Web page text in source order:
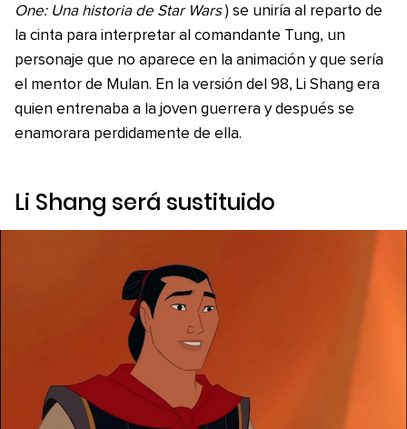
One: Una historia de Star Wars ) se uniría al reparto de
la cinta para interpretar al comandante Tung, un
personaje que no aparece en la animación y que sería
el mentor de Mulan. En la versión del 98, Li Shang era
quien entrenaba a la joven guerrera y después se
enamorara perdidamente de ella.
Li Shang será sustituido